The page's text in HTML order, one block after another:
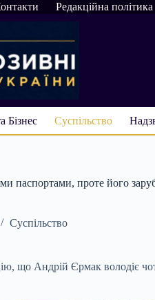
Редакційна політика
Бізнес Суспільство
проте його
Суспільство
що Андрій Єрмак володіє